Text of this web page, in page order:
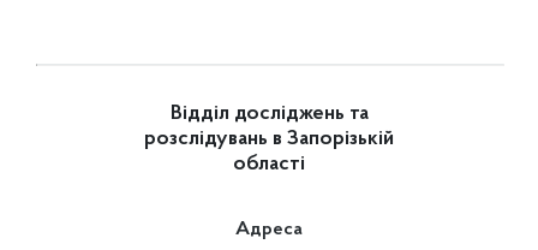
Відділ досліджень та
розслідувань в Запорізькій
області
Адреса